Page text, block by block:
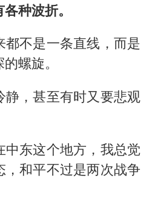
种波折。
不是一条直线，而是
螺旋。
静，甚至有时又要悲观
中东这个地方，我总觉
，和平不过是两次战争